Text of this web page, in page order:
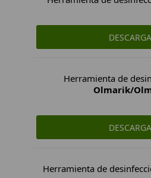
Herramienta de
Olmarik/
Herramienta de